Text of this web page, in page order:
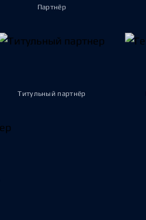
Партнёр
Титульный партнёр